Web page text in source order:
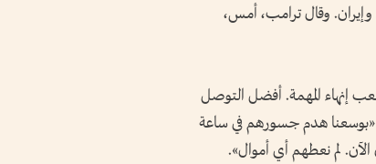
وقال ترامب، أمس،
إنهاء المهمة. أفضل التوصل
مليون شخص». وأضاف: «بوسعنا هدم جسورهم في ساعة
لم نعطهم أي أموال».